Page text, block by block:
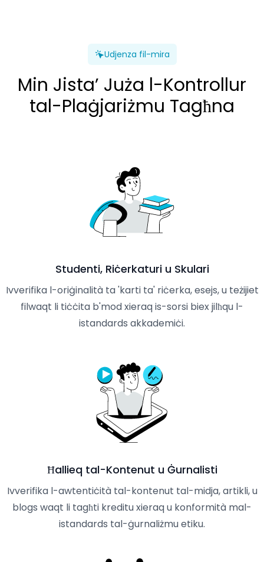
Udjenza fil-mira
Min Jista’ Juża l-Kontrollur
tal-Plaġjariżmu Tagħna
Studenti, Riċerkaturi u Skulari
Ivverifika l-oriġinalità ta 'karti ta' riċerka, esejs, u teżijiet
filwaqt li tiċċita b'mod xieraq is-sorsi biex jilħqu l-
istandards akkademiċi.
Ħallieq tal-Kontenut u Ġurnalisti
Ivverifika l-awtentiċità tal-kontenut tal-midja, artikli, u
blogs waqt li tagħti kreditu xieraq u konformità mal-
istandards tal-ġurnaliżmu etiku.